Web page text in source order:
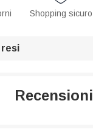
Shopping sicuro
resi
Recensioni